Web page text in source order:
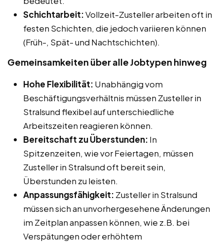
Schichtarbeit:Vollzeit-Zusteller arbeiten oft in
festen Schichten, die jedoch variieren können
(Früh-, Spät- und Nachtschichten).
Gemeinsamkeiten über alle Jobtypen hinweg
Hohe Flexibilität: Unabhängig vom
Beschäftigungsverhältnis müssen Zusteller in
Stralsund flexibel auf unterschiedliche
Arbeitszeiten reagieren können.
Bereitschaft zu Überstunden: In
Spitzenzeiten, wie vor Feiertagen, müssen
Zusteller in Stralsund oft bereit sein,
Überstunden zu leisten.
Anpassungsfähigkeit: Zusteller in Stralsund
müssen sich an unvorhergesehene Änderungen
im Zeitplan anpassen können, wie z.B. bei
Verspätungen oder erhöhtem